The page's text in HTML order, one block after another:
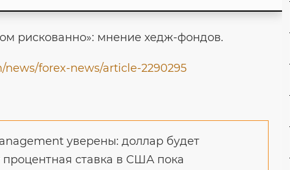
рискованно»: мнение хедж-фондов.
forex-news/article-2290295
уверены: доллар будет
процентная ставка в США пока